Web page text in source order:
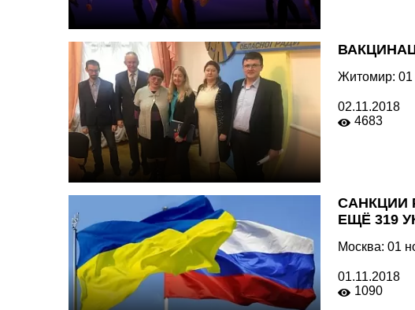
Житомир: 01
02.11.2018
4683
САНКЦИИ
ЕЩЁ 319
Москва: 01
01.11.2018
1090